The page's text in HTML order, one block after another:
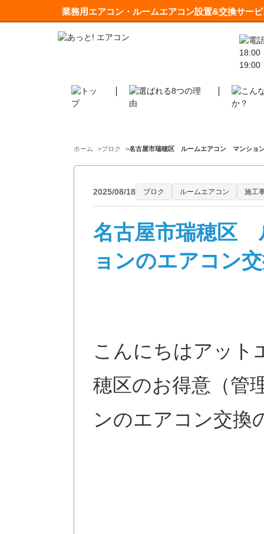
業務用エアコン・ルームエアコン設置&交換サー
ホーム ブロク 名古屋市瑞穂区 ルームエアコン マンショ
2025/08/18 ブロク ルームエアコン 施工
名古屋市瑞穂区
ョンのエアコン
こんにちはアット
穂区のお得意（管
ンのエアコン交換